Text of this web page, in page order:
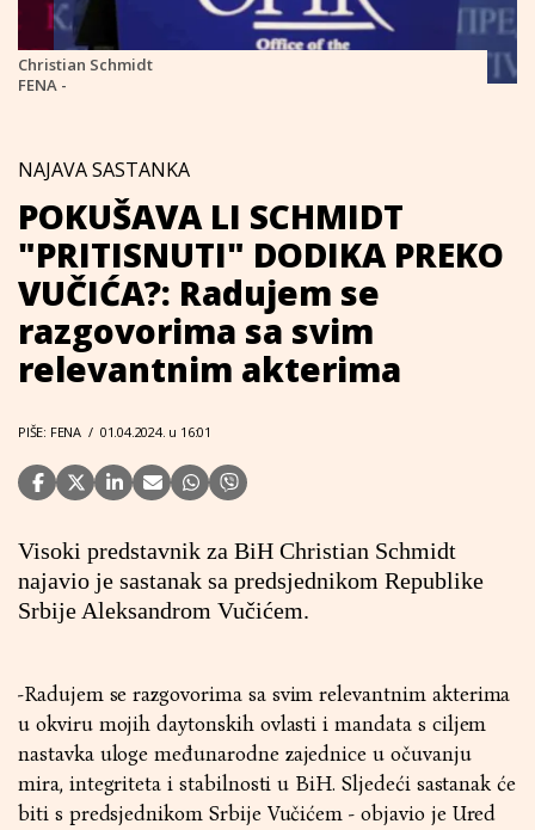
Christian Schmidt
FENA -
NAJAVA SASTANKA
POKUŠAVA LI SCHMIDT
"PRITISNUTI" DODIKA PREKO
VUČIĆA?: Radujem se
razgovorima sa svim
relevantnim akterima
PIŠE: FENA / 01.04.2024. u 16:01
Visoki predstavnik za BiH Christian Schmidt
najavio je sastanak sa predsjednikom Republike
Srbije Aleksandrom Vučićem.
-Radujem se razgovorima sa svim relevantnim akterima
u okviru mojih daytonskih ovlasti i mandata s ciljem
nastavka uloge međunarodne zajednice u očuvanju
mira, integriteta i stabilnosti u BiH. Sljedeći sastanak će
biti s predsjednikom Srbije Vučićem - objavio je Ured